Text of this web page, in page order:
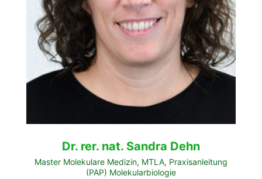
Dr. rer. nat. Sandra Dehn
Master Molekulare Medizin, MTLA, Praxisanleitung
(PAP) Molekularbiologie